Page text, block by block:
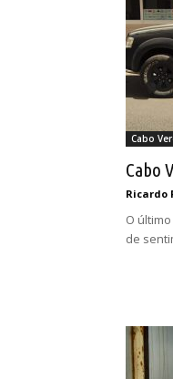
Cabo
Cabo
Ricardo
O
de